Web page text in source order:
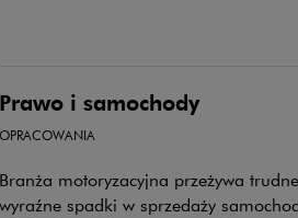
Prawo i samochody
OPRACOWANIA
Branża motoryzacyjna przeżywa
wyraźne spadki w sprzedaży